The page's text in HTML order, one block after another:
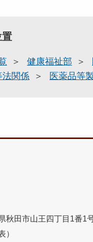
置
健康福祉部
法関係
医薬品等
田市山王四丁目1番1
）